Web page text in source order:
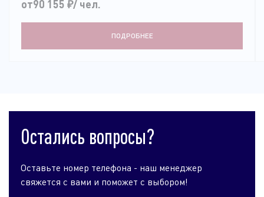
от90 155 ₽/ чел.
ПОДРОБНЕЕ
Остались вопросы?
Оставьте номер телефона - наш менеджер
свяжется с вами и поможет с выбором!